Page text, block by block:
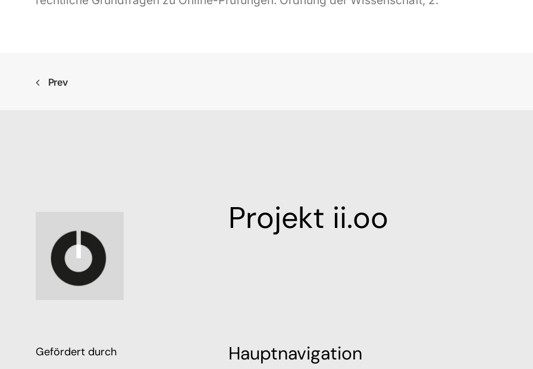
Prev
Projekt ii.oo
Gefördert durch Hauptnavigation